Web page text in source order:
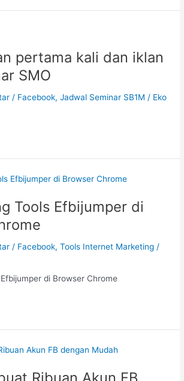
pertama kali dan iklan
SMO
/ Facebook,Jadwal Seminar SB1M / Eko
Tools Efbijumper di
/ Facebook,Tools Internet Marketing /
Efbijumper di Browser Chrome
Ribuan Akun FB